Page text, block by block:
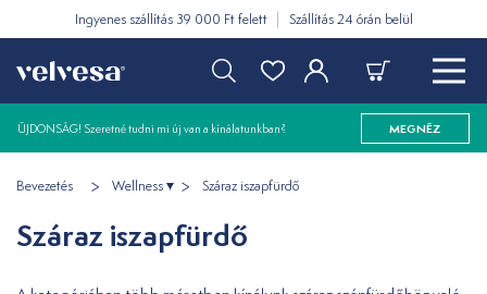
Ingyenes szállítás 39 000 Ft felett Szállítás 24 órán belül
ÚJDONSÁG! Szeretné tudni mi új van a kínálatunkban? MEGNÉZ
Bevezetés Wellness Száraz iszapfürdő
Száraz iszapfürdő